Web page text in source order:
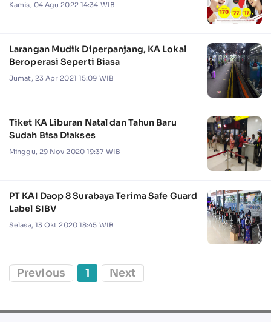
Kamis, 04 Agu 2022 14:34 WIB
Larangan Mudik Diperpanjang, KA Lokal
Beroperasi Seperti Biasa
Jumat, 23 Apr 2021 15:09 WIB
Tiket KA Liburan Natal dan Tahun Baru
Sudah Bisa Diakses
Minggu, 29 Nov 2020 19:37 WIB
PT KAI Daop 8 Surabaya Terima Safe Guard
Label SIBV
Selasa, 13 Okt 2020 18:45 WIB
Previous 1 Next